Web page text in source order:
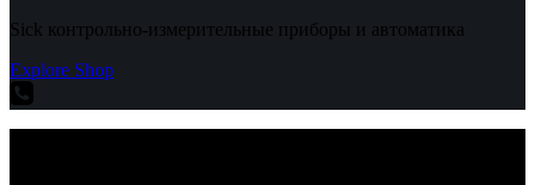
Sick контрольно-измерительные приборы и автоматика
Explore Shop